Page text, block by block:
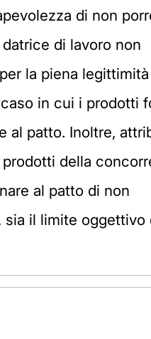
di non
di lavoro non
la piena
in cui i prodotti
al patto. Inoltre,
della
al patto di non
sia il limite oggettivo